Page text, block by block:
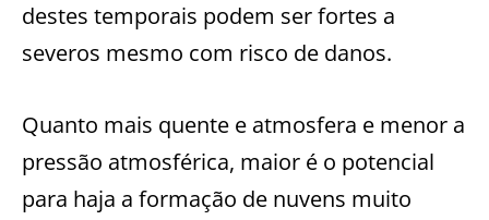
destes temporais podem ser fortes a
severos mesmo com risco de danos.
Quanto mais quente e atmosfera e menor a
pressão atmosférica, maior é o potencial
para haja a formação de nuvens muito